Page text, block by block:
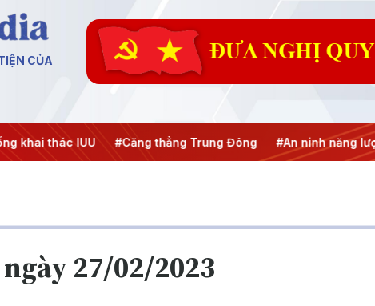
CỦA
khai thác IUU #Căng thẳng Trung Đông #An ninh năng
27/02/2023